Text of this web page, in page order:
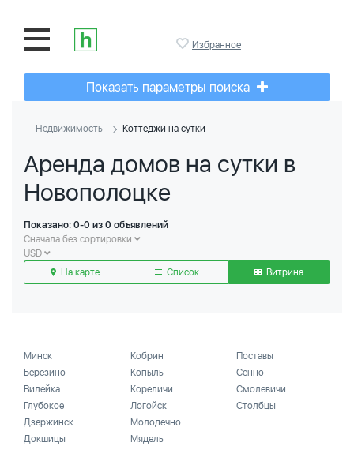
Избранное
Показать параметры поиска
Недвижимость Коттеджи на сутки
Аренда домов на сутки в
Новополоцке
Показано: 0-0 из 0 объявлений
Сначала без сортировки
USD
На карте
Список Витрина
Минск
Березино
Вилейка
Глубокое
Дзержинск
Докшицы
Кобрин
Копыль
Кореличи
Логойск
Молодечно
Мядель
Поставы
Сенно
Смолевичи
Столбцы